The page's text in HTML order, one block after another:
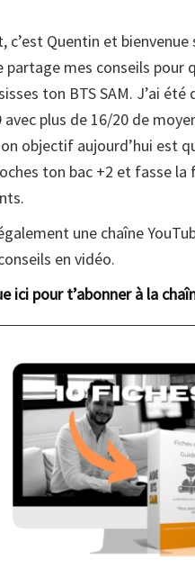
c’est Quentin et
partage mes conseils pour
ton BTS SAM. J’ai été
avec plus de 16/20 de
objectif aujourd’hui est
ton bac +2 et fasse la
une chaîne
en vidéo.
ici pour t’abonner à la